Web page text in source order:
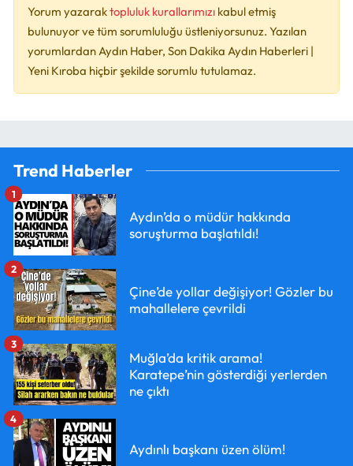
Yorum yazaraktopluluk kurallarımızı kabul etmiş
bulunuyor ve tüm sorumluluğu üstleniyorsunuz. Yazılan
yorumlardan Aydın Haber, Son Dakika Aydın Haberleri |
Yeni Kıroba hiçbir şekilde sorumlu tutulamaz.
Trend Haberler
Aydın’da o müdür hakkında
soruşturma başlatıldı!
1
Çine’de yollar değişiyor! Gözler bu
mahallelere çevrildi
2
Muğla’da kritik arama!
Karatepe’nin gösterdiği yerlerden
ne çıktı
3
Aydınlı başkanı üzen ölüm!
4